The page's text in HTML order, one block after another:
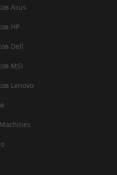
Asus
HP
Dell
MSI
Lenovo